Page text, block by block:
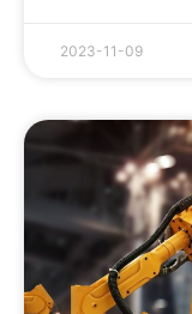
2023-11-09